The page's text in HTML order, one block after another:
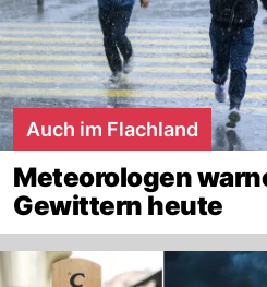
Auch im Flachland
Meteorologen
Gewittern heute